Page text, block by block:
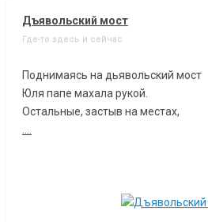
Дъявольский мост
Где-то здесь и сейчас
Поднимаясь на дьявольский мост
Юля папе махала рукой.
Остальные, застыв на местах,